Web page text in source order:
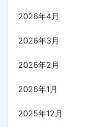
2026年4月
2026年3月
2026年2月
2026年1月
2025年12月